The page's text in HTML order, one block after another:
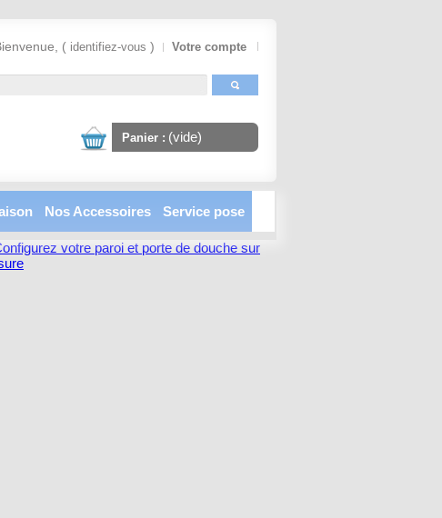
Nos Accessoires Service pose
( identifiez-vous ) Votre compte
Panier : (vide)